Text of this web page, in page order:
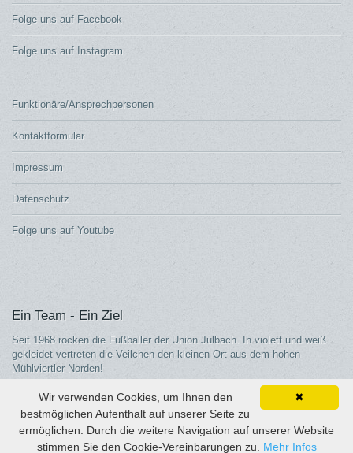
Folge uns auf Facebook
Folge uns auf Instagram
Funktionäre/Ansprechpersonen
Kontaktformular
Impressum
Datenschutz
Folge uns auf Youtube
Ein Team - Ein Ziel
Seit 1968 rocken die Fußballer der Union Julbach. In violett und weiß
gekleidet vertreten die Veilchen den kleinen Ort aus dem hohen
Mühlviertler Norden!
© Fußball-julbach.at | Administratorzugang:
Zur Anmeldung
✖
Wir verwenden Cookies, um Ihnen den
bestmöglichen Aufenthalt auf unserer Seite zu
ermöglichen. Durch die weitere Navigation auf unserer Website
stimmen Sie den Cookie-Vereinbarungen zu. Mehr Infos